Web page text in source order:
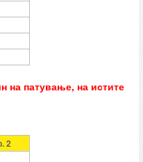
на патување, на истите
2